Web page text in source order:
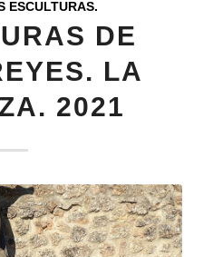
ESCULTURAS.
DE
LA
2021